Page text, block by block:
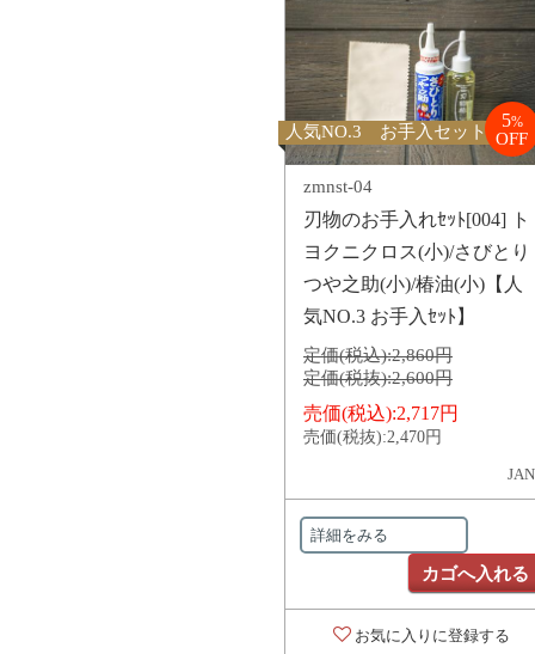
人気NO.3 お手入セット
5%
OFF
zmnst-04
刃物のお手入れｾｯﾄ[004] ト
ヨクニクロス(小)/さびとり
つや之助(小)/椿油(小)【人
気NO.3 お手入ｾｯﾄ】
定価(税込):2,860円
定価(税抜):2,600円
売価(税込):2,717円
売価(税抜):2,470円
詳細をみる
カゴへ入れる
お気に入りに登録する